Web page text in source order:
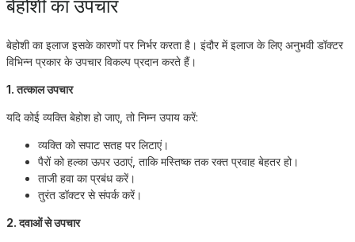
बेहोशी का उपचार
बेहोशी का इलाज इसके कारणों पर निर्भर करता है। इंदौर में इलाज के लिए अनुभवी डॉक्टर
विभिन्न प्रकार के उपचार विकल्प प्रदान करते हैं।
1. तत्काल उपचार
यदि कोई व्यक्ति बेहोश हो जाए, तो निम्न उपाय करें:
व्यक्ति को सपाट सतह पर लिटाएं।
पैरों को हल्का ऊपर उठाएं, ताकि मस्तिष्क तक रक्त प्रवाह बेहतर हो।
ताजी हवा का प्रबंध करें।
तुरंत डॉक्टर से संपर्क करें।
2. दवाओं से उपचार